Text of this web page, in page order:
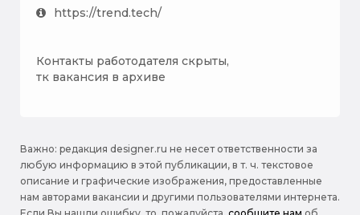
https://trend.tech/
Контакты работодателя скрыты,
тк вакансия в архиве
Важно: pедакция designer.ru не несет ответственности за
любую информацию в этой публикации, в т. ч. текстовое
описание и графические изображения, предоставленные
нам авторами вакансии и другими пользователями интернета.